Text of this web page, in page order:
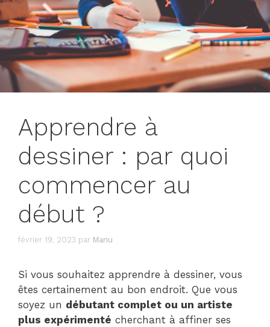
Apprendre à
dessiner : par quoi
commencer au
début ?
février 19, 2023 par Manu
Si vous souhaitez apprendre à dessiner, vous
êtes certainement au bon endroit. Que vous
soyez un débutant complet ou un artiste
plus expérimenté cherchant à affiner ses